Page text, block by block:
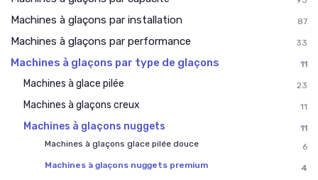
Machines à glaçons par installation 87
Machines à glaçons par performance 33
Machines à glaçons par type de glaçons 11
Machines à glace pilée 23
Machines à glaçons creux 11
Machines à glaçons nuggets
11
Machines à glaçons glace pilée douce
6
Machines à glaçons nuggets premium
4